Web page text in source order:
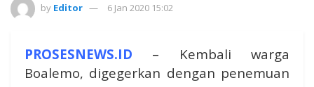
by Editor 6 Jan 2020 15:02
PROSESNEWS.ID – Kembali warga
Boalemo, digegerkan dengan penemuan